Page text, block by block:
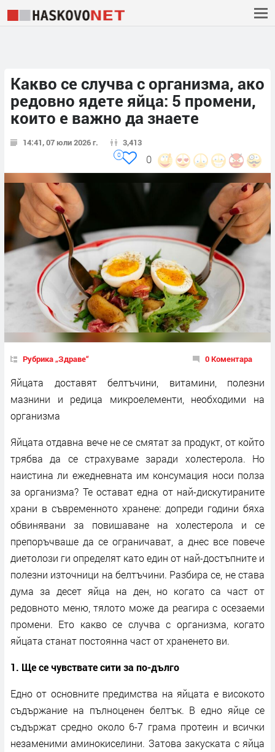
Какво се случва с организма, ако
редовно ядете яйца: 5 промени,
които е важно да знаете
14:41, 07 юли 2026 г. 3,413
0
0
Рубрика „Здраве“ 0 Коментара
Яйцата доставят белтъчини, витамини, полезни
мазнини и редица микроелементи, необходими на
организма
Яйцата отдавна вече не се смятат за продукт, от който
трябва да се страхуваме заради холестерола. Но
наистина ли ежедневната им консумация носи полза
за организма? Те остават една от най-дискутираните
храни в съвременното хранене: допреди години бяха
обвинявани за повишаване на холестерола и се
препоръчваше да се ограничават, а днес все повече
диетолози ги определят като един от най-достъпните и
полезни източници на белтъчини. Разбира се, не става
дума за десет яйца на ден, но когато са част от
редовното меню, тялото може да реагира с осезаеми
промени. Ето какво се случва с организма, когато
яйцата станат постоянна част от храненето ви.
1. Ще се чувствате сити за по-дълго
Едно от основните предимства на яйцата е високото
съдържание на пълноценен белтък. В едно яйце се
съдържат средно около 6-7 грама протеин и всички
незаменими аминокиселини. Затова закуската с яйца